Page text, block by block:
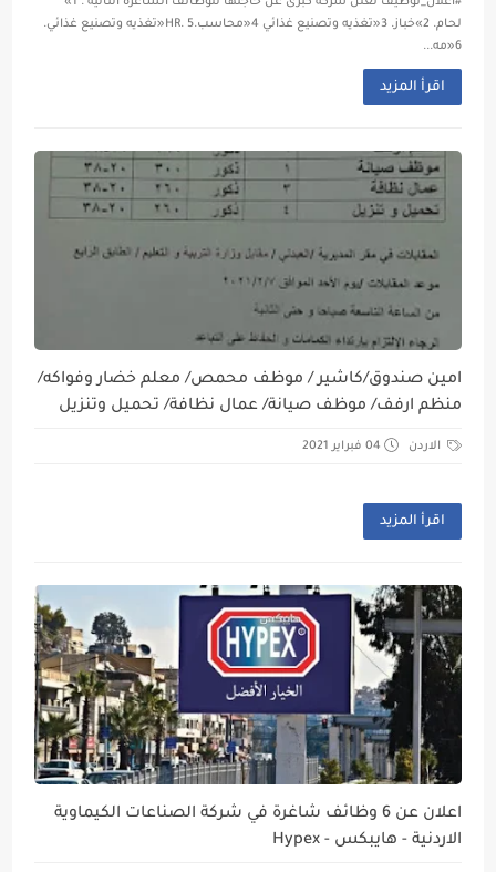
لحام. 2»خباز. 3«تغذيه وتصنيع غذائي 4«محاسب.HR. 5«تغذيه وتصنيع غذائي.
6«مه...
اقرأ المزيد
امين صندوق/كاشير / موظف محمص/ معلم خضار وفواكه/
منظم ارفف/ موظف صيانة/ عمال نظافة/ تحميل وتنزيل
الاردن 04 فبراير 2021
اقرأ المزيد
اعلان عن 6 وظائف شاغرة في شركة الصناعات الكيماوية
الاردنية - هايبكس - Hypex